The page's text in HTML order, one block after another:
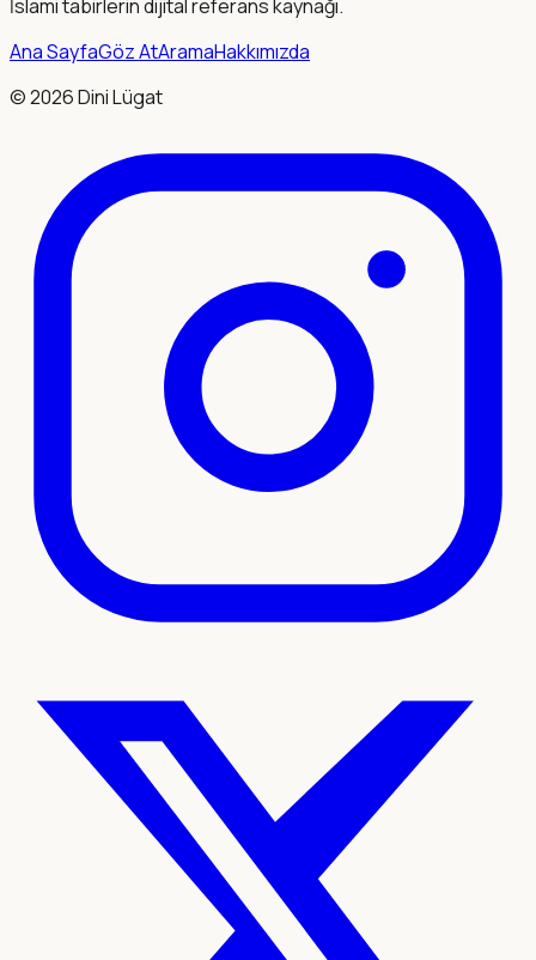
İslami tabirlerin dijital referans kaynağı.
Ana SayfaGöz AtAramaHakkımızda
©2026Dini Lügat